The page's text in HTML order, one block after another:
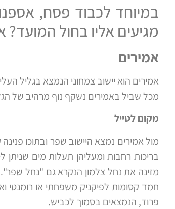
במיוחד לכבוד פסח,
מגיעים אליו בחול
אמירים
אמירים הוא יישוב צמחוני הנמצא בגליל
מכל שביל באמירים נשקף נוף מרהיב של
מקום לטייל
מול אמירים נמצא היישוב שפר ובתוכו
בריכות רחבות ומעליהן תעלות מים
מזינה את נחל צלמון הנקרא גם "נחל
חמד קסומות לפיקניק משפחתי או
פרוד, הנמצאים בסמוך לכביש.